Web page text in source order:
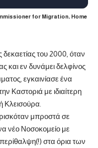
for Migration, Home
του 2000, όταν
και εν δυνάμει δελφίνος
εγκαινίασε ένα
Καστοριά με ιδιαίτερη
Κλεισούρα.
μπροστά σε
νέο Νοσοκομείο με
στα όρια των